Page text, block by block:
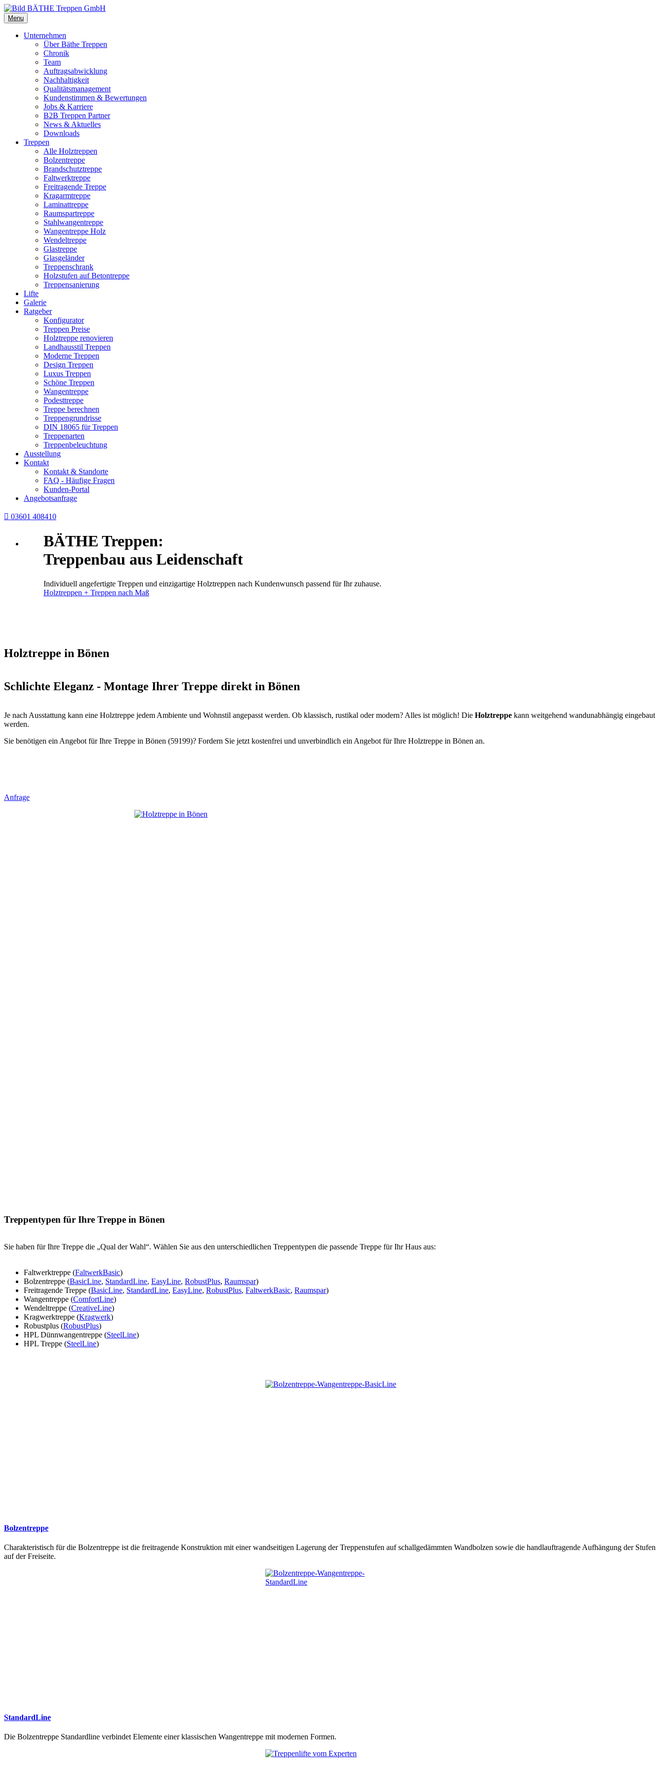
Menu
Unternehmen
Über Bäthe Treppen
Chronik
Team
Auftragsabwicklung
Nachhaltigkeit
Qualitätsmanagement
Kundenstimmen & Bewertungen
Jobs & Karriere
B2B Treppen Partner
News & Aktuelles
Downloads
Treppen
Alle Holztreppen
Bolzentreppe
Brandschutztreppe
Faltwerktreppe
Freitragende Treppe
Kragarmtreppe
Laminattreppe
Raumspartreppe
Stahlwangentreppe
Wangentreppe Holz
Wendeltreppe
Glastreppe
Glasgeländer
Treppenschrank
Holzstufen auf Betontreppe
Treppensanierung
Lifte
Galerie
Ratgeber
Konfigurator
Treppen Preise
Holztreppe renovieren
Landhausstil Treppen
Moderne Treppen
Design Treppen
Luxus Treppen
Schöne Treppen
Wangentreppe
Podesttreppe
Treppe berechnen
Treppengrundrisse
DIN 18065 für Treppen
Treppenarten
Treppenbeleuchtung
Ausstellung
Kontakt
Kontakt & Standorte
FAQ - Häufige Fragen
Kunden-Portal
Angebotsanfrage
 03601 408410
BÄTHE Treppen:
Treppenbau aus Leidenschaft
Individuell angefertigte Treppen und einzigartige Holztreppen nach Kundenwunsch passend für Ihr zuhause.
Holztreppen + Treppen nach Maß
Holztreppe in Bönen
Schlichte Eleganz - Montage Ihrer Treppe direkt in Bönen
Je nach Ausstattung kann eine Holztreppe jedem Ambiente und Wohnstil angepasst werden. Ob klassisch, rustikal oder modern? Alles ist möglich! Die Holztreppe kann weitgehend wandunabhängig eingebaut
werden.
Sie benötigen ein Angebot für Ihre Treppe in Bönen (59199)? Fordern Sie jetzt kostenfrei und unverbindlich ein Angebot für Ihre Holztreppe in Bönen an.
Anfrage
Treppentypen für Ihre Treppe in Bönen
Sie haben für Ihre Treppe die „Qual der Wahl“. Wählen Sie aus den unterschiedlichen Treppentypen die passende Treppe für Ihr Haus aus:
Faltwerktreppe (FaltwerkBasic)
Bolzentreppe (BasicLine, StandardLine, EasyLine, RobustPlus, Raumspar)
Freitragende Treppe (BasicLine, StandardLine, EasyLine, RobustPlus, FaltwerkBasic, Raumspar)
Wangentreppe (ComfortLine)
Wendeltreppe (CreativeLine)
Kragwerktreppe (Kragwerk)
Robustplus (RobustPlus)
HPL Dünnwangentreppe (SteelLine)
HPL Treppe (SteelLine)
Bolzentreppe
Charakteristisch für die Bolzentreppe ist die freitragende Konstruktion mit einer wandseitigen Lagerung der Treppenstufen auf schallgedämmten Wandbolzen sowie die handlauftragende Aufhängung der Stufen
auf der Freiseite.
StandardLine
Die Bolzentreppe Standardline verbindet Elemente einer klassischen Wangentreppe mit modernen Formen.